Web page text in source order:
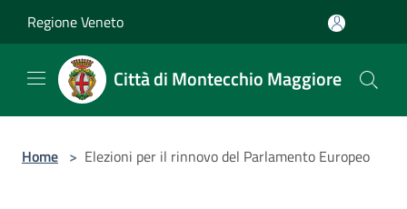
Regione Veneto
Città di Montecchio Maggiore
Home > Elezioni per il rinnovo del Parlamento Europeo